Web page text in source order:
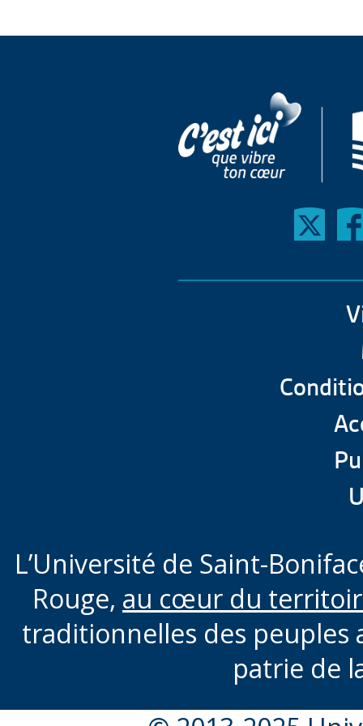
Français pour
Perfectionnement du
Anglais langue
FIT et Mini-FIT
Formation taillée sur
Vidéoconférences sur
Formation offerte sur
Service d'évaluation
Renseignements
Foire aux questions
L’Université de Saint-
Rouge, au cœur du
traditionnelles des peuples
patrie de